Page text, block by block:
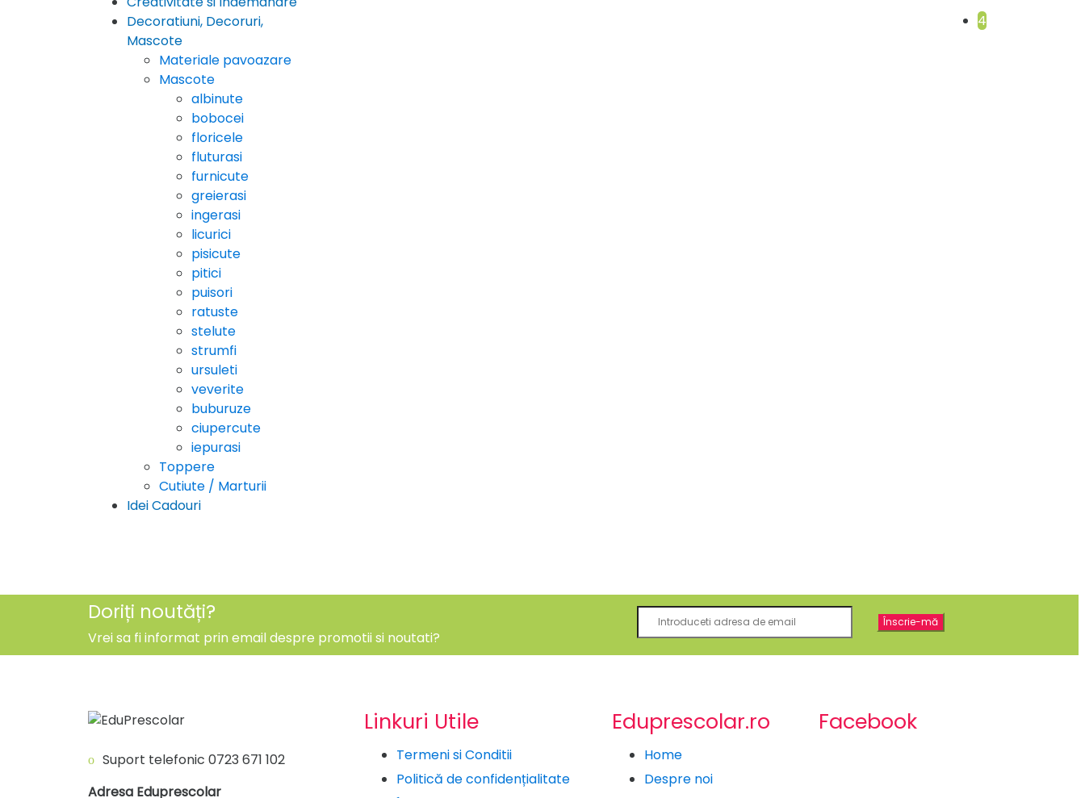
4
Decoratiuni, Decoruri,
Mascote
Materiale pavoazare
Mascote
albinute
bobocei
floricele
fluturasi
furnicute
greierasi
ingerasi
licurici
pisicute
pitici
puisori
ratuste
stelute
strumfi
ursuleti
veverite
buburuze
ciupercute
iepurasi
Toppere
Cutiute / Marturii
Idei Cadouri
Doriți noutăți?
Vrei sa fi informat prin email despre promotii si noutati?
Suport telefonic 0723 671 102
Adresa Eduprescolar
Linkuri Utile
Termeni si Conditii
Politică de confidențialitate
Eduprescolar.ro
Home
Despre noi
Facebook